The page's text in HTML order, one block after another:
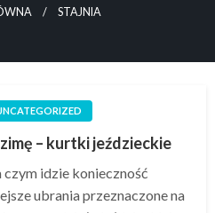
STAJNIA
– kurtki jeździeckie
czym idzie konieczność
ubrania przeznaczone na